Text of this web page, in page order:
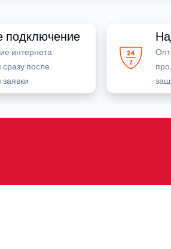
подключение
интернета
сразу после